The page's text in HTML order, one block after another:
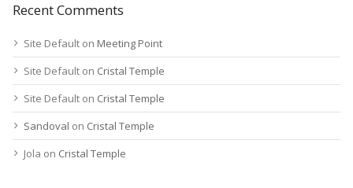
Recent Comments
Site Default on Meeting Point
Site Default on Cristal Temple
Site Default on Cristal Temple
Sandoval on Cristal Temple
Jola on Cristal Temple